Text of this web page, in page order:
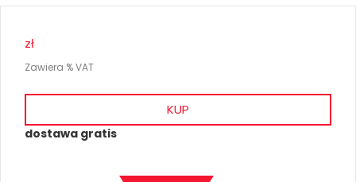
zł
Zawiera % VAT
KUP
dostawa gratis